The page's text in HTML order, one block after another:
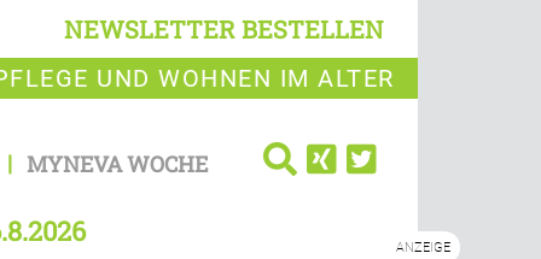
NEWSLETTER BESTELLEN
UND WOHNEN IM ALTER
MYNEVA WOCHE
ANZEIGE